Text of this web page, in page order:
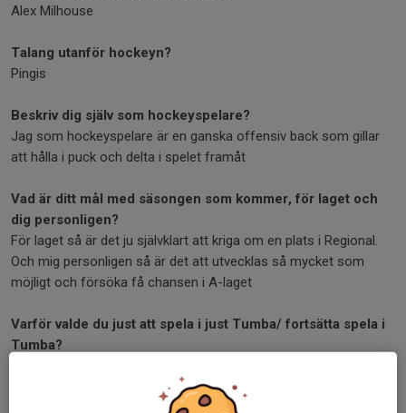
Alex Milhouse
Talang utanför hockeyn?
Pingis
Beskriv dig själv som hockeyspelare?
Jag som hockeyspelare är en ganska offensiv back som gillar
att hålla i puck och delta i spelet framåt
Vad är ditt mål med säsongen som kommer, för laget och
dig personligen?
För laget så är det ju självklart att kriga om en plats i Regional.
Och mig personligen så är det att utvecklas så mycket som
möjligt och försöka få chansen i A-laget
Varför valde du just att spela i just Tumba/ fortsätta spela i
Tumba?
klubb och möjligheter för mig att utvecklas så mycket som